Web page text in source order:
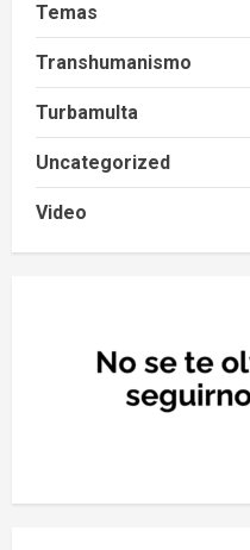
Temas
Transhumanismo
Turbamulta
Uncategorized
Video